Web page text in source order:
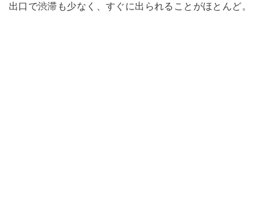
出口で渋滞も少なく、すぐに出られることがほとんど。